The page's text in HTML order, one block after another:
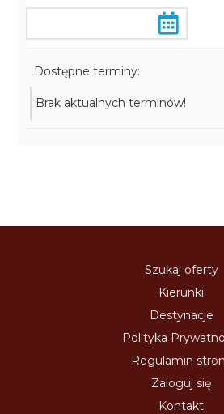
Dostępne terminy:
Brak aktualnych terminów!
Szukaj oferty
Kierunki
Destynacje
Polityka
Regulamin
Zaloguj się
Kontakt